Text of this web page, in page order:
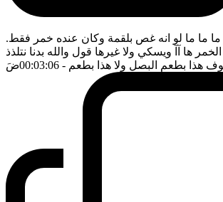
ما ما ما لو انه غص بلقمة وكان عنده خمر فقط.
ها آآ ويسكي ولا غيرها قول والله بدنا نتلذذ
هذا بطعم البصل ولا هذا بطعم - 00:03:06 ضَ